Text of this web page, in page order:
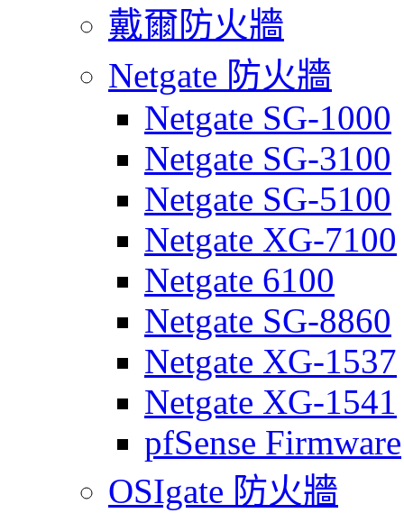
戴爾防火牆
Netgate 防火牆
Netgate SG-1000
Netgate SG-3100
Netgate SG-5100
Netgate XG-7100
Netgate 6100
Netgate SG-8860
Netgate XG-1537
Netgate XG-1541
pfSense Firmware
OSIgate 防火牆